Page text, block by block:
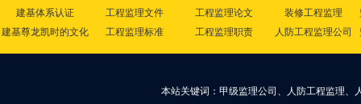
建基体系认证
建基尊龙凯时的文化
工程监理文件
工程监理标准
工程监理论文
工程监理职责
装修工程监理
人防工程监理公司
本站关键词：甲级监理公司、人防工程监理、